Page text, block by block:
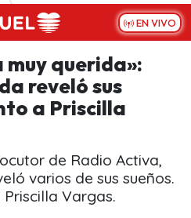
EN VIVO
muy querida»:
reveló sus
a Priscilla
de Radio Activa,
varios de sus sueños.
Vargas.